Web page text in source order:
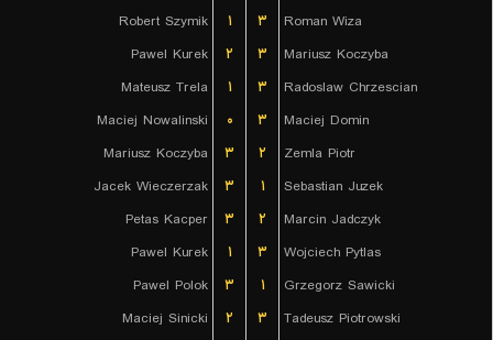
Robert Szymik
۱ ۳
Roman Wiza
Pawel Kurek
۲ ۳
Mariusz Koczyba
Mateusz Trela
۱ ۳
Radoslaw Chrzescian
Maciej Nowalinski
۰ ۳
Maciej Domin
Mariusz Koczyba
۳ ۲
Zemla Piotr
Jacek Wieczerzak
۳ ۱
Sebastian Juzek
Petas Kacper
۳ ۲
Marcin Jadczyk
Pawel Kurek
۱ ۳
Wojciech Pytlas
Pawel Polok
۳ ۱
Grzegorz Sawicki
Maciej Sinicki
۲ ۳
Tadeusz Piotrowski